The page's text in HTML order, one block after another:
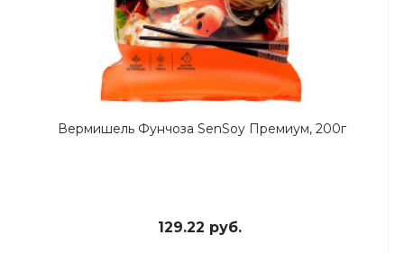
Вермишель Фунчоза SenSoy Премиум, 200г
129.22 руб.